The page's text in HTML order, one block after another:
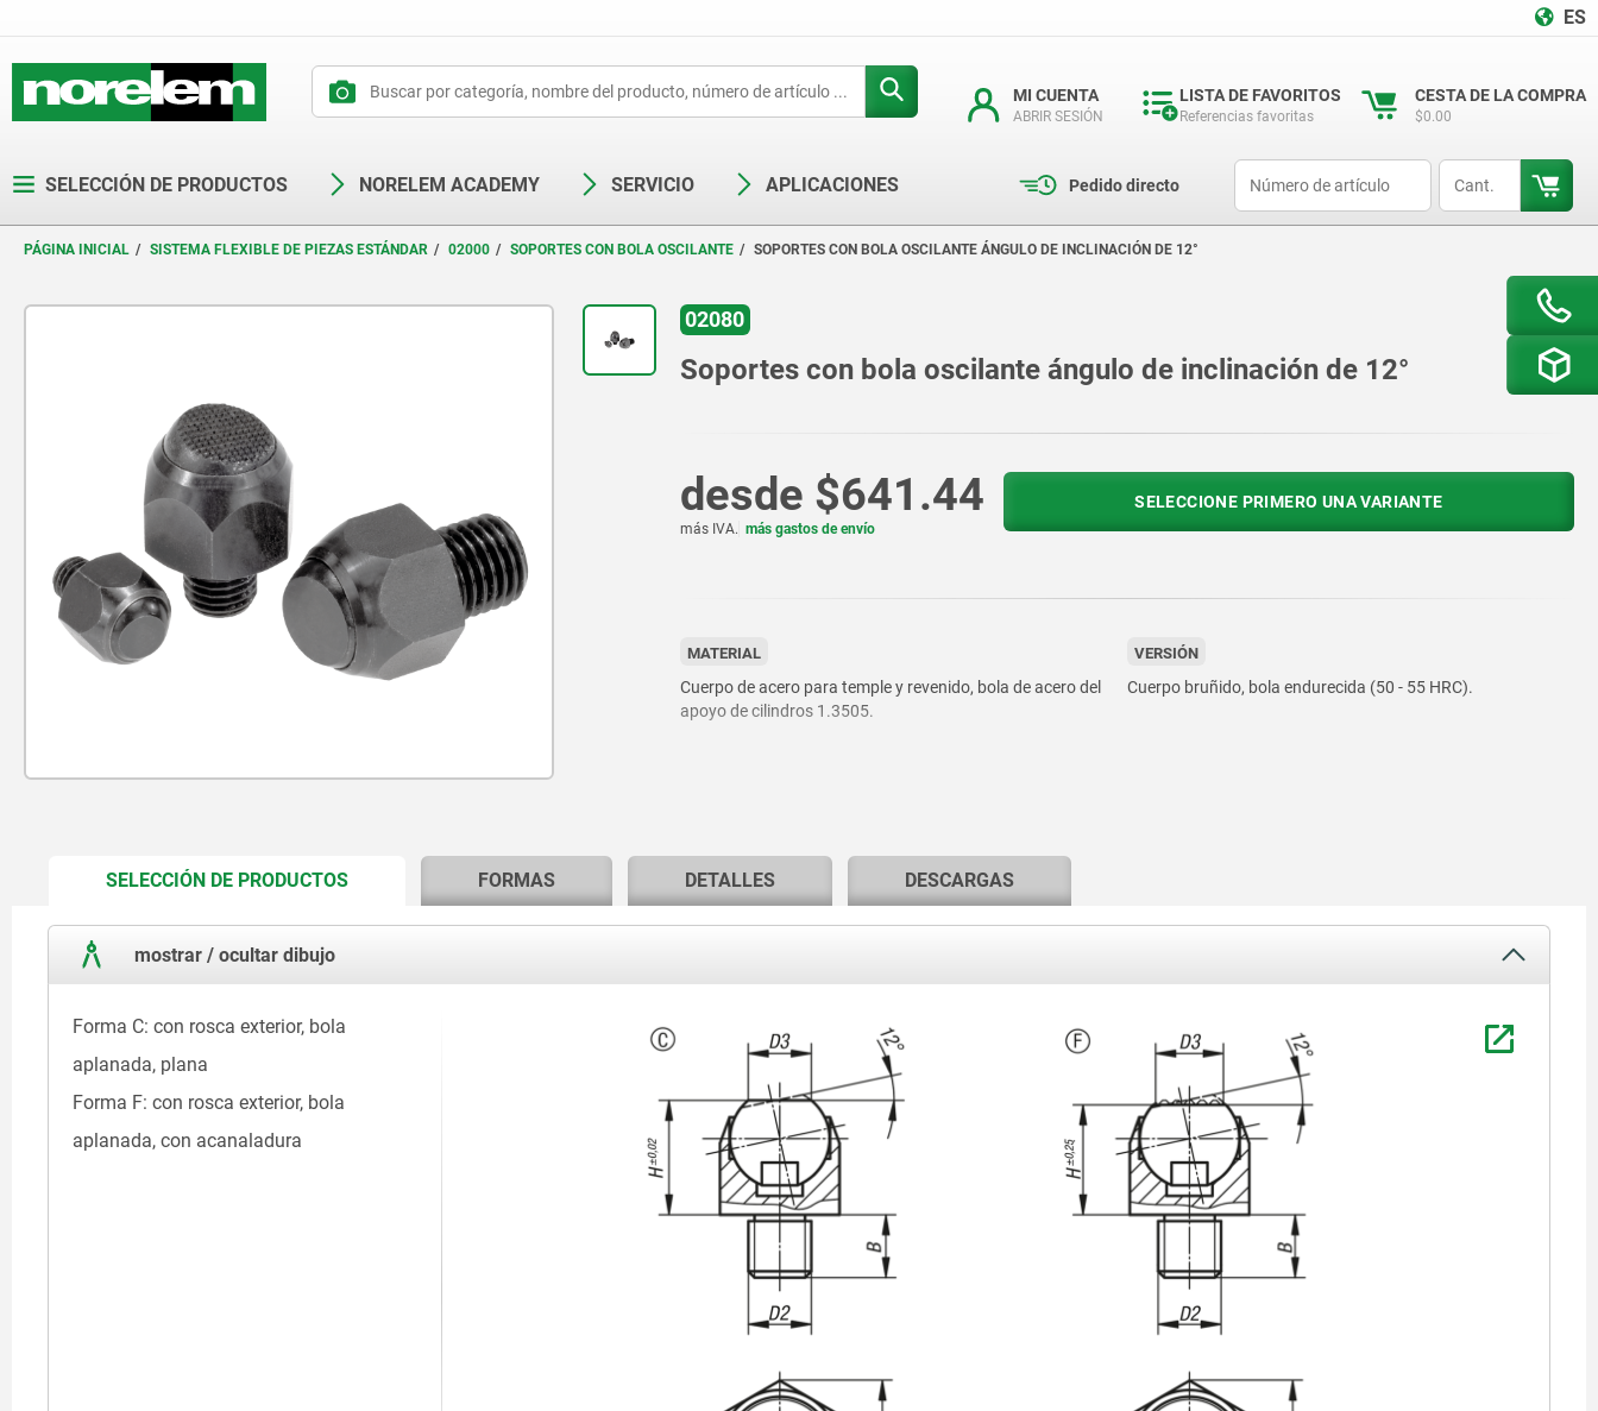
ES
MI CUENTA
ABRIR SESIÓN
LISTA DE FAVORITOS
Referencias favoritas
CESTA DE LA COMPRA
$0.00
SELECCIÓN DE PRODUCTOS NORELEM ACADEMY SERVICIO APLICACIONES Pedido directo
PÁGINA INICIAL SISTEMA FLEXIBLE DE PIEZAS ESTÁNDAR 02000 SOPORTES CON BOLA OSCILANTE SOPORTES CON BOLA OSCILANTE ÁNGULO DE INCLINACIÓN DE 12°
02080
Soportes con bola oscilante ángulo de inclinación de 12°
desde $641.44
más IVA. más gastos de envío
SELECCIONE PRIMERO UNA VARIANTE
MATERIAL
Cuerpo de acero para temple y revenido, bola de acero del
apoyo de cilindros 1.3505.
VERSIÓN
Cuerpo bruñido, bola endurecida (50 - 55 HRC).
SELECCIÓN DE PRODUCTOSCURRENT
FORMAS DETALLES DESCARGAS
mostrar / ocultar dibujo
Forma C: con rosca exterior, bola
aplanada, plana
Forma F: con rosca exterior, bola
aplanada, con acanaladura